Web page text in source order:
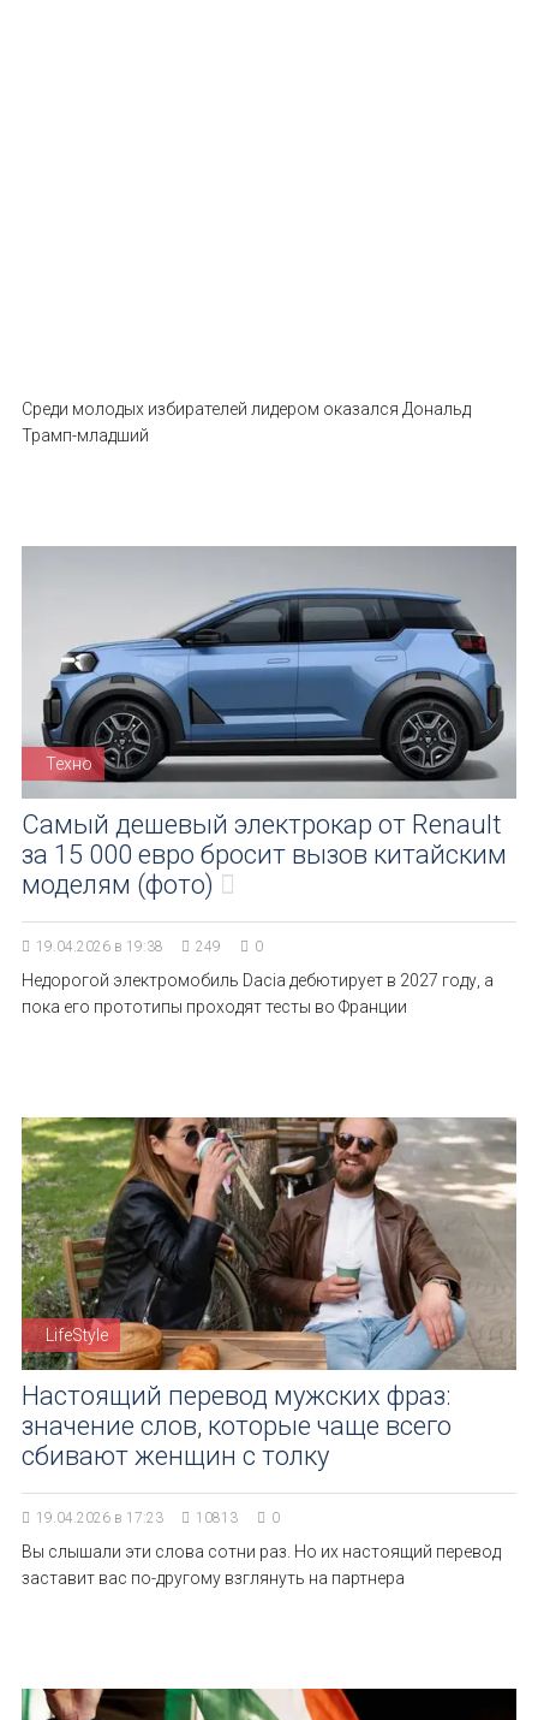
Среди молодых избирателей лидером оказался Дональд
Трамп-младший
Техно
Самый дешевый электрокар от Renault
за 15 000 евро бросит вызов китайским
моделям (фото)
19.04.2026 в 19:38 249 0
Недорогой электромобиль Dacia дебютирует в 2027 году, а
пока его прототипы проходят тесты во Франции
LifeStyle
Настоящий перевод мужских фраз:
значение слов, которые чаще всего
сбивают женщин с толку
19.04.2026 в 17:23 10813 0
Вы слышали эти слова сотни раз. Но их настоящий перевод
заставит вас по-другому взглянуть на партнера